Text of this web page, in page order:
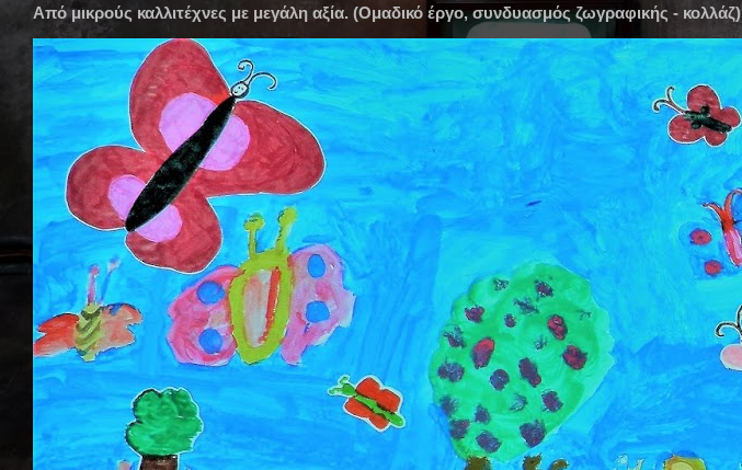
Από μικρούς καλλιτέχνες με μεγάλη αξία. (Ομαδικό έργο, συνδυασμός ζωγραφικής - κολλάζ)